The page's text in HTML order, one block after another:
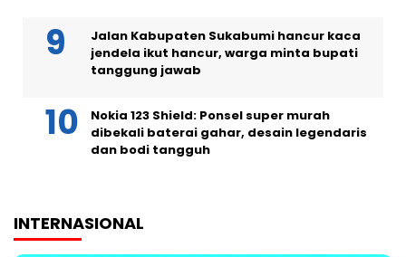
Jalan Kabupaten Sukabumi hancur kaca
jendela ikut hancur, warga minta bupati
tanggung jawab
Nokia 123 Shield: Ponsel super murah
dibekali baterai gahar, desain legendaris
dan bodi tangguh
INTERNASIONAL